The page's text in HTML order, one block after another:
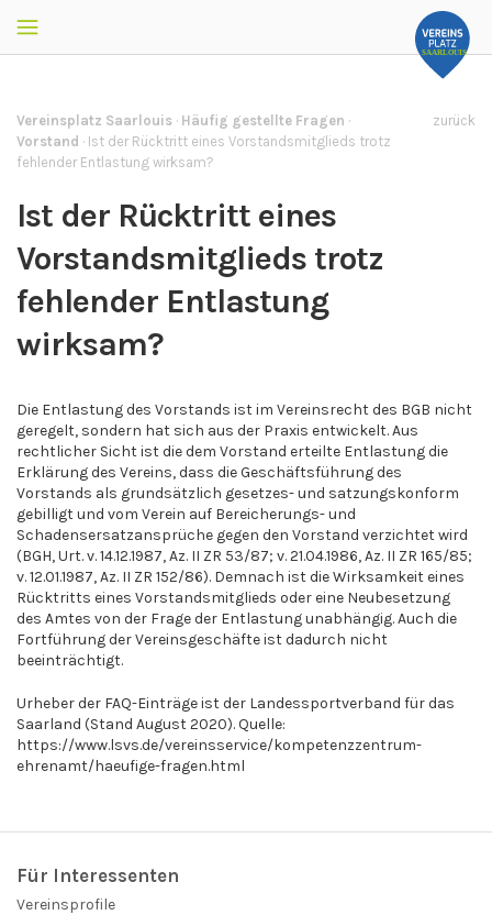
Vereinsplatz Saarlouis · Häufig gestellte Fragen ·
Vorstand · Ist der Rücktritt eines Vorstandsmitglieds trotz
fehlender Entlastung wirksam?
zurück
Ist der Rücktritt eines
Vorstandsmitglieds trotz
fehlender Entlastung
wirksam?
Die Entlastung des Vorstands ist im Vereinsrecht des BGB nicht
geregelt, sondern hat sich aus der Praxis entwickelt. Aus
rechtlicher Sicht ist die dem Vorstand erteilte Entlastung die
Erklärung des Vereins, dass die Geschäftsführung des
Vorstands als grundsätzlich gesetzes- und satzungskonform
gebilligt und vom Verein auf Bereicherungs- und
Schadensersatzansprüche gegen den Vorstand verzichtet wird
(BGH, Urt. v. 14.12.1987, Az. II ZR 53/87; v. 21.04.1986, Az. II ZR 165/85;
v. 12.01.1987, Az. II ZR 152/86). Demnach ist die Wirksamkeit eines
Rücktritts eines Vorstandsmitglieds oder eine Neubesetzung
des Amtes von der Frage der Entlastung unabhängig. Auch die
Fortführung der Vereinsgeschäfte ist dadurch nicht
beeinträchtigt.
Urheber der FAQ-Einträge ist der Landessportverband für das
Saarland (Stand August 2020). Quelle:
https://www.lsvs.de/vereinsservice/kompetenzzentrum-
ehrenamt/haeufige-fragen.html
Für Interessenten
Vereinsprofile